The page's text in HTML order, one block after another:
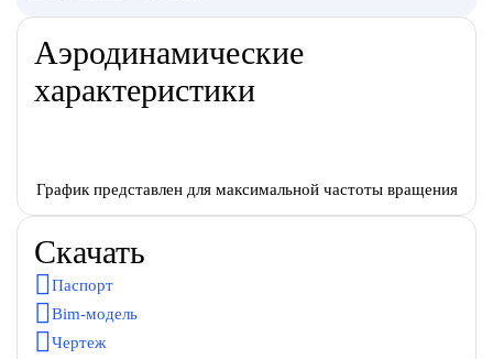
Аэродинамические
характеристики
График представлен для максимальной частоты вращения
Скачать
Паспорт
Bim-модель
Чертеж